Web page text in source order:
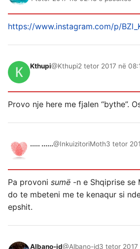
https://www.instagram.com/p/
Kthupi@Kthupi2 tetor 2017 në
Provo nje here me fjalen “bythe”.
..... ......@InkuizitoriMoth3 tetor
Pa provoni sumë -n e Shqiprise se
do te mbeteni me te kenaqur si
epshit.
Albano-id@Albano-id3 tetor